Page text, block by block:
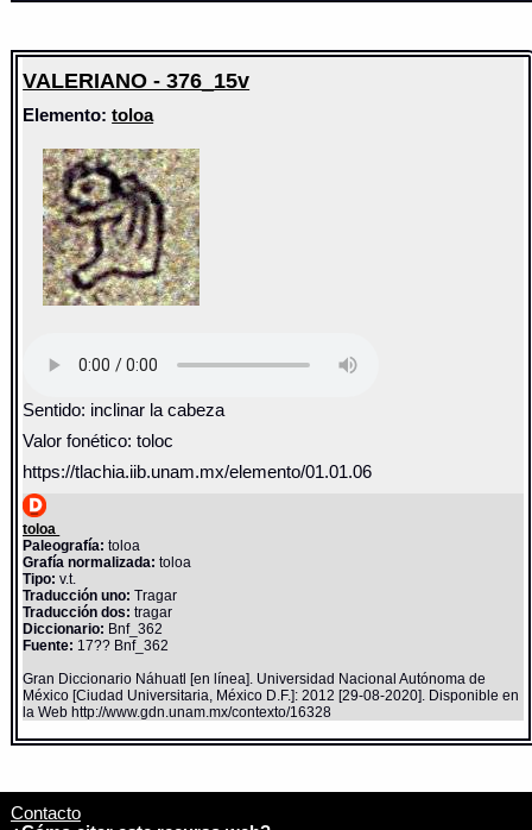
VALERIANO - 376_15v
Elemento:toloa
Sentido: inclinar la cabeza
Valor fonético: toloc
https://tlachia.iib.unam.mx/elemento/01.01.06
toloa
Paleografía: toloa
Grafía normalizada: toloa
Tipo: v.t.
Traducción uno: Tragar
Traducción dos: tragar
Diccionario: Bnf_362
Fuente: 17?? Bnf_362
Gran Diccionario Náhuatl [en línea]. Universidad Nacional Autónoma de
México [Ciudad Universitaria, México D.F.]: 2012 [29-08-2020]. Disponible en
la Web http://www.gdn.unam.mx/contexto/16328
Contacto